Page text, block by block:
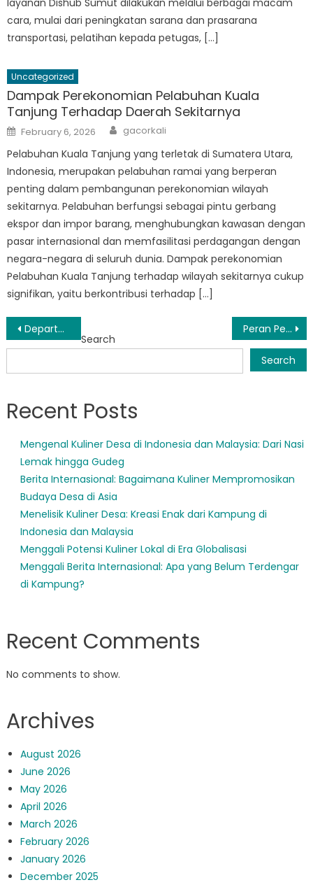
cara, mulai dari peningkatan sarana dan prasarana
transportasi, pelatihan kepada petugas, […]
Uncategorized
Dampak Perekonomian Pelabuhan Kuala
Tanjung Terhadap Daerah Sekitarnya
Posted
on
February 6, 2026 Author
gacorkali
Pelabuhan Kuala Tanjung yang terletak di Sumatera Utara,
Indonesia, merupakan pelabuhan ramai yang berperan
penting dalam pembangunan perekonomian wilayah
sekitarnya. Pelabuhan berfungsi sebagai pintu gerbang
ekspor dan impor barang, menghubungkan kawasan dengan
pasar internasional dan memfasilitasi perdagangan dengan
negara-negara di seluruh dunia. Dampak perekonomian
Pelabuhan Kuala Tanjung terhadap wilayah sekitarnya cukup
signifikan, yaitu berkontribusi terhadap […]
Post
navigation
Departemen Perhubungan Sumut Berusaha Meningkatkan Infrastruktur dan Transportasi yang Dapat Diakses untuk Semua Peran Penting Dishub Sumut dalam Meningkatkan Mobilitas dan Konektivitas Masyarakat
Search
Search
Recent Posts
Mengenal Kuliner Desa di Indonesia dan Malaysia: Dari Nasi
Lemak hingga Gudeg
Berita Internasional: Bagaimana Kuliner Mempromosikan
Budaya Desa di Asia
Menelisik Kuliner Desa: Kreasi Enak dari Kampung di
Indonesia dan Malaysia
Menggali Potensi Kuliner Lokal di Era Globalisasi
Menggali Berita Internasional: Apa yang Belum Terdengar
di Kampung?
Recent Comments
No comments to show.
Archives
August 2026
June 2026
May 2026
April 2026
March 2026
February 2026
January 2026
December 2025